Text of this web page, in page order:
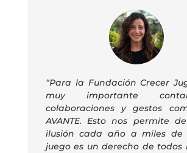
“Para la Fundación Crecer
muy importante
colaboraciones y gestos
AVANTE. Esto nos permite
ilusión cada año a miles de
juego es un derecho de todos